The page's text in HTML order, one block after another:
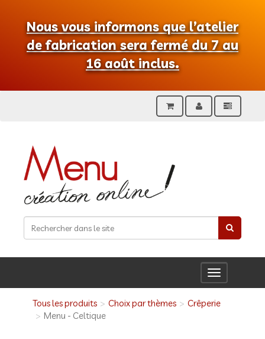
Nous vous informons que l’atelier
de fabrication sera fermé du 7 au
16 août inclus.
Toggle
navigation
Tous les produits
Choix par thèmes
Crêperie
Menu - Celtique